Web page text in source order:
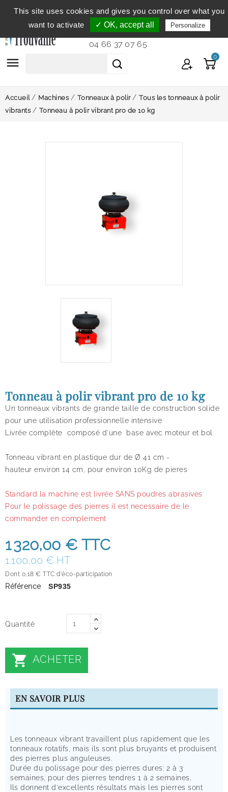
Service clientèle
du lundi au vendredi de 9h à 12h et
de 14h à 18h...
04 66 37 07 65
 0
Accueil Machines Tonneaux à polir
Tous les tonneaux à polir
vibrants
Tonneau à polir vibrant pro de 10 kg
Tonneau à polir vibrant pro de 10 kg
Un tonneaux vibrants de grande taille de construction solide
pour une utilisation professionnelle intensive
Livrée complète composé d'une base avec moteur et bol
Tonneau vibrant en plastique dur de Ø 41 cm -
hauteur environ 14 cm, pour environ 10Kg de pieres
Standard la machine est livrée SANS poudres abrasives
Pour le polissage des pierres il est necessaire de le
commander en complement
1 320,00 € TTC
1.100,00 € HT
Dont 0,18 € TTC d'éco-participation
Référence SP935
Quantité
 ACHETER
EN SAVOIR PLUS
Les tonneaux vibrant travaillent plus rapidement que les
tonneaux rotatifs, mais ils sont plus bruyants et produisent
des pierres plus anguleuses.
Durée du polissage pour des pierres dures: 2 à 3
semaines, pour des pierres tendres 1 à 2 semaines.
Ils donnent d'excellents résultats mais les pierres sont
This site uses cookies and gives you control over what you
want to activate
✓ OK, accept all Personalize